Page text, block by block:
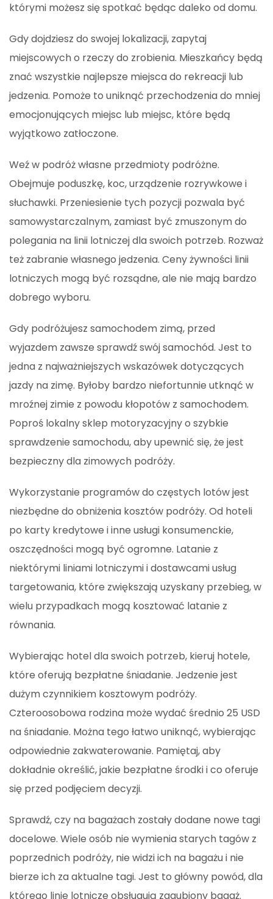
którymi możesz się spotkać będąc daleko od domu.
Gdy dojdziesz do swojej lokalizacji, zapytaj
miejscowych o rzeczy do zrobienia. Mieszkańcy będą
znać wszystkie najlepsze miejsca do rekreacji lub
jedzenia. Pomoże to uniknąć przechodzenia do mniej
emocjonujących miejsc lub miejsc, które będą
wyjątkowo zatłoczone.
Weź w podróż własne przedmioty podróżne.
Obejmuje poduszkę, koc, urządzenie rozrywkowe i
słuchawki. Przeniesienie tych pozycji pozwala być
samowystarczalnym, zamiast być zmuszonym do
polegania na linii lotniczej dla swoich potrzeb. Rozważ
też zabranie własnego jedzenia. Ceny żywności linii
lotniczych mogą być rozsądne, ale nie mają bardzo
dobrego wyboru.
Gdy podróżujesz samochodem zimą, przed
wyjazdem zawsze sprawdź swój samochód. Jest to
jedna z najważniejszych wskazówek dotyczących
jazdy na zimę. Byłoby bardzo niefortunnie utknąć w
mroźnej zimie z powodu kłopotów z samochodem.
Poproś lokalny sklep motoryzacyjny o szybkie
sprawdzenie samochodu, aby upewnić się, że jest
bezpieczny dla zimowych podróży.
Wykorzystanie programów do częstych lotów jest
niezbędne do obniżenia kosztów podróży. Od hoteli
po karty kredytowe i inne usługi konsumenckie,
oszczędności mogą być ogromne. Latanie z
niektórymi liniami lotniczymi i dostawcami usług
targetowania, które zwiększają uzyskany przebieg, w
wielu przypadkach mogą kosztować latanie z
równania.
Wybierając hotel dla swoich potrzeb, kieruj hotele,
które oferują bezpłatne śniadanie. Jedzenie jest
dużym czynnikiem kosztowym podróży.
Czteroosobowa rodzina może wydać średnio 25 USD
na śniadanie. Można tego łatwo uniknąć, wybierając
odpowiednie zakwaterowanie. Pamiętaj, aby
dokładnie określić, jakie bezpłatne środki i co oferuje
się przed podjęciem decyzji.
Sprawdź, czy na bagażach zostały dodane nowe tagi
docelowe. Wiele osób nie wymienia starych tagów z
poprzednich podróży, nie widzi ich na bagażu i nie
bierze ich za aktualne tagi. Jest to główny powód, dla
którego linie lotnicze obsługują zagubiony bagaż.